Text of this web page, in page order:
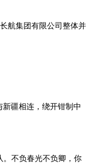
航集团有限公司整体并
疆相连，绕开钳制中
。不负春光不负卿，你